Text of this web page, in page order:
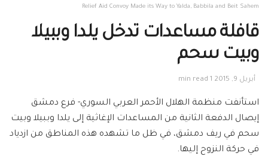
Relief Aid Convoy Made its Way to Yalda, Babbila and Beit Sahem
قافلة مساعدات تدخل يلدا وببيلا
وبيت سحم
أبريل 9, 2015 1 min read
استأنفت منظمة الهلال الأحمر العربي السوري- فرع دمشق
إيصال الدفعة الثانية من المساعدات الإغاثية إلى يلدا وببيلا وبيت
سحم في ريف دمشق، في ظل ما تشهده هذه المناطق من ازدياد
في حركة النزوح إليها.